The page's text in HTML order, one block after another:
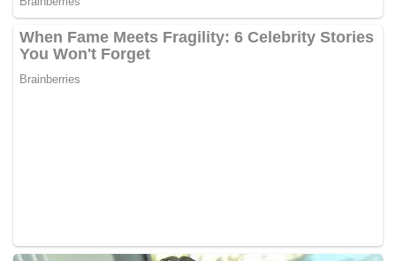
dan Jeli sudah siap empat peratus.
“Bagaimanapun, Projek Pembangunan Lembangan
“Di Terengganu, Rancangan Tebatan Banjir (RTB)